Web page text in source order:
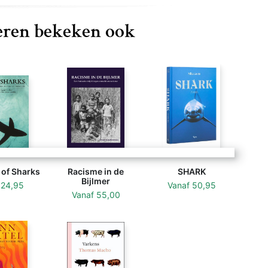
bekeken ook
Sharks
24,95
Racisme in de
Bijlmer
Vanaf 55,00
SHARK
Vanaf 50,95